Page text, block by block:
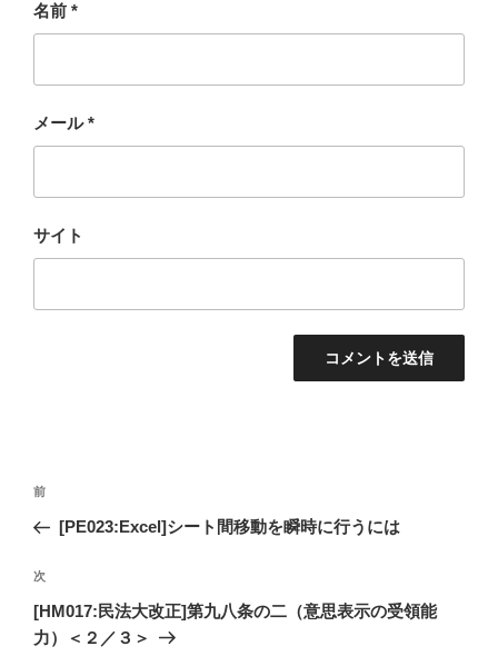
名前 *
メール*
サイト
投
ビ
ゲ
ー
過
去
投
稿
前
[PE023:Excel]シート間移動を瞬時に行うには
次
の
投
次
[HM017:民法大改正]第九八条の二（意思表示の受領能
力）＜２／３＞